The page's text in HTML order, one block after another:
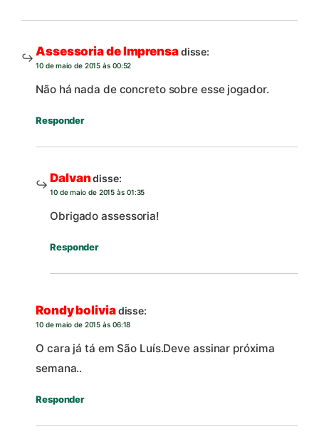
Assessoria de Imprensadisse:
10 de maio de 2015 às 00:52
Não há nada de concreto sobre esse jogador.
Responder
Dalvandisse:
10 de maio de 2015 às 01:35
Obrigado assessoria!
Responder
Rondy boliviadisse:
10 de maio de 2015 às 06:18
O cara já tá em São Luís.Deve assinar próxima
semana..
Responder